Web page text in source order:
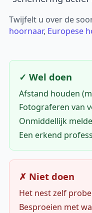
Twijfelt u over de
hoornaar, Europese
✓ Wel doen
Afstand houden
Fotograferen van
Onmiddellijk
Een erkend
✗ Niet doen
Het nest zelf
Besproeien met